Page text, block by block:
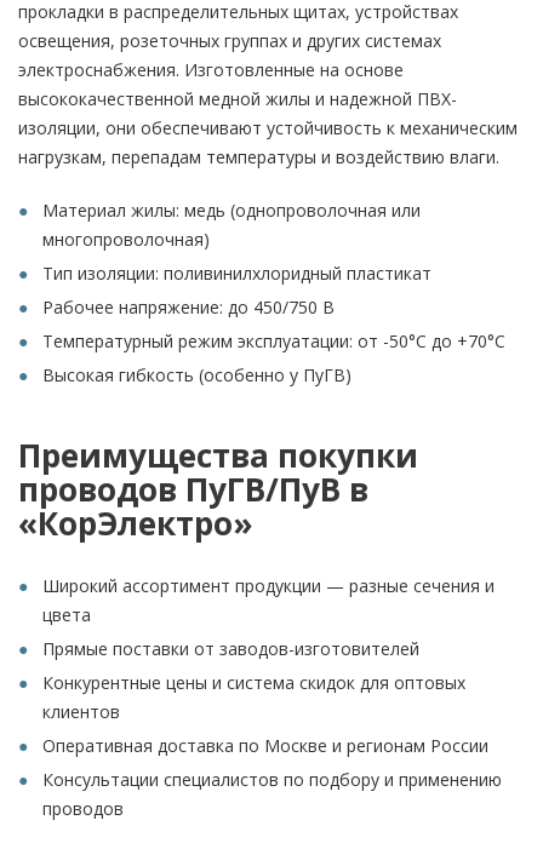
прокладки в распределительных щитах, устройствах
освещения, розеточных группах и других системах
электроснабжения. Изготовленные на основе
высококачественной медной жилы и надежной ПВХ-
изоляции, они обеспечивают устойчивость к механическим
нагрузкам, перепадам температуры и воздействию влаги.
Материал жилы: медь (однопроволочная или
многопроволочная)
Тип изоляции: поливинилхлоридный пластикат
Рабочее напряжение: до 450/750 В
Температурный режим эксплуатации: от -50°C до +70°C
Высокая гибкость (особенно у ПуГВ)
Преимущества покупки
проводов ПуГВ/ПуВ в
«КорЭлектро»
Широкий ассортимент продукции — разные сечения и
цвета
Прямые поставки от заводов-изготовителей
Конкурентные цены и система скидок для оптовых
клиентов
Оперативная доставка по Москве и регионам России
Консультации специалистов по подбору и применению
проводов